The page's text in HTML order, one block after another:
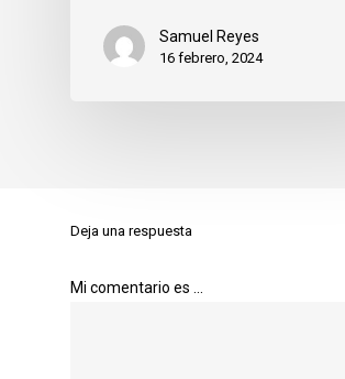
Samuel Reyes
16 febrero, 2024
Deja una respuesta
Mi comentario es ...